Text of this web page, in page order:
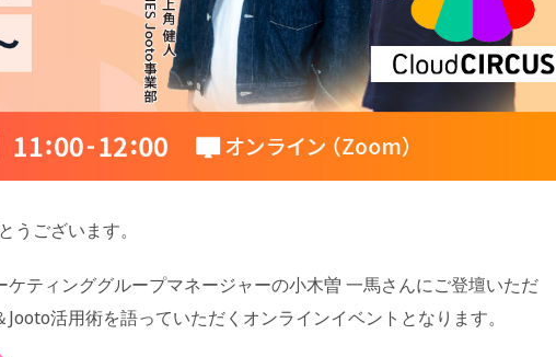
うございます。
ティンググループマネージャーの小木曽 一馬さんにご登壇いただ
活用術を語っていただくオンラインイベントとなります。